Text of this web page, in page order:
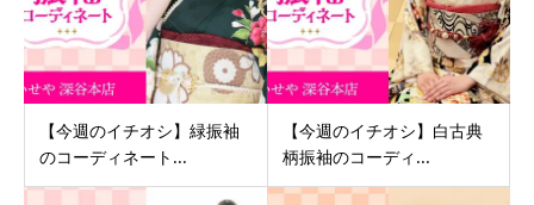
【今週のイチオシ】緑振袖
のコーディネート...
【今週のイチオシ】白古典
柄振袖のコーディ...